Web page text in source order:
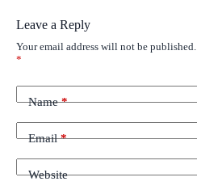
Leave a Reply
Your email address will not be published.
*
Name*
Email*
Website